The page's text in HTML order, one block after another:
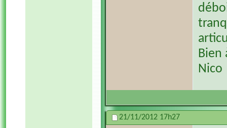
Bien
Nico
21/11/2012 17h27